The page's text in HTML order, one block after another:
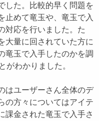
した。比較的早く問題を
止めて竜玉や、竜玉で入
対応を行いました。た
大量に回されていた方に
竜玉で入手したのかを調
がわかりました。
はユーザーさん全体のデ
の方々についてはアイテ
課金された竜玉で入手さ